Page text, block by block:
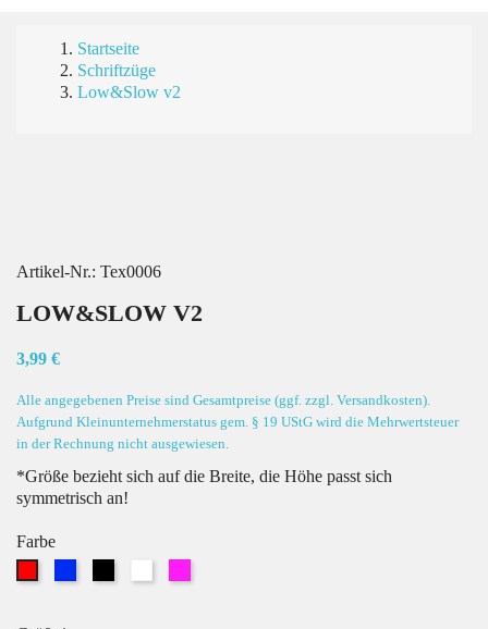
Startseite
Schriftzüge
Low&Slow v2
Artikel-Nr.: Tex0006
LOW&SLOW V2
3,99 €
Alle angegebenen Preise sind Gesamtpreise (ggf. zzgl. Versandkosten).
Aufgrund Kleinunternehmerstatus gem. § 19 UStG wird die Mehrwertsteuer
in der Rechnung nicht ausgewiesen.
*Größe bezieht sich auf die Breite, die Höhe passt sich
symmetrisch an!
Farbe